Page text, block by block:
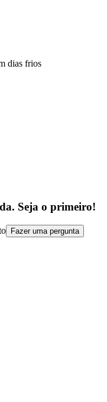
dias frios
Seja o primeiro!
Fazer uma pergunta